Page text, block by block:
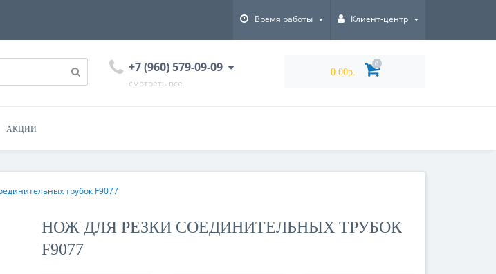
Время работы Клиент-центр
+7 (960) 579-09-09
смотреть все
0.00р.
0
АКЦИИ
трубок F9077
НОЖ ДЛЯ РЕЗКИ СОЕДИНИТЕЛЬНЫХ ТРУБОК
F9077